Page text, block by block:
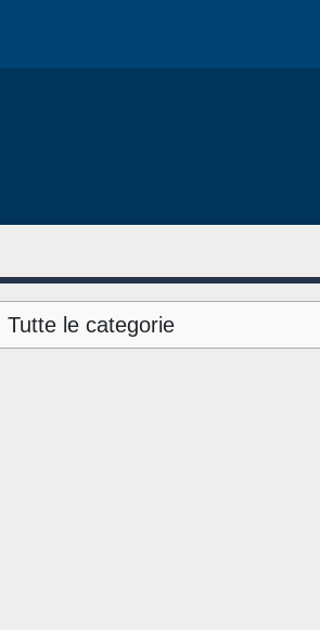
Tutte le categorie